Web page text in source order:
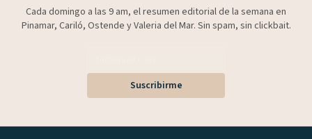
Cada domingo a las 9 am, el resumen editorial de la semana en
Pinamar, Cariló, Ostende y Valeria del Mar. Sin spam, sin clickbait.
Suscribirme